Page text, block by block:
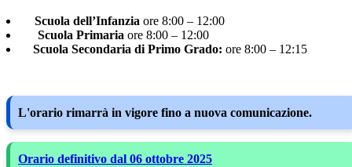
Scuola dell’Infanzia ore 8:00 – 12:00
Scuola Primaria ore 8:00 – 12:00
Scuola Secondaria di Primo Grado: ore 8:00 – 12:15
L'orario rimarrà in vigore fino a nuova comunicazione.
Orario definitivo dal 06 ottobre 2025